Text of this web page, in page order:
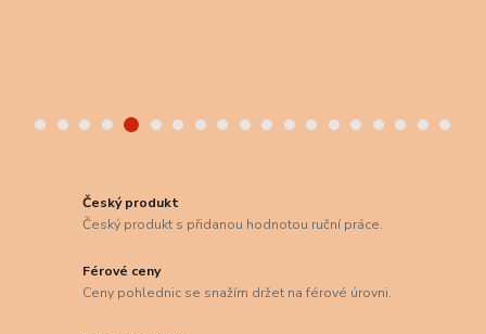
Český produkt
Český produkt s přidanou hodnotou ruční práce.
Férové ceny
Ceny pohlednic se snažím držet na férové úrovni.